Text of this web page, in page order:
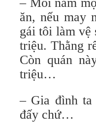
ăn, nếu may
gái tôi làm vệ
triệu. Thằng
Còn quán
triệu…
– Gia đình ta
đấy chứ…